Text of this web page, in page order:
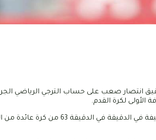
الإفريقي اليوم الخميس 18 نوفمبر 2021، من تحقيق انتصار صعب على
الأولى لكرة القدم.
وسجل هدف المباراة الوحيد مدافع فريق باب